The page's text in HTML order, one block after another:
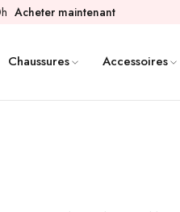
Acheter maintenant
Chaussures Accessoires